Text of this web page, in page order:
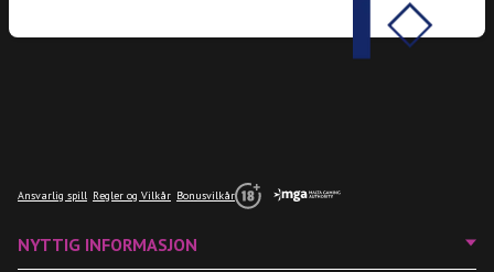
Ansvarlig spill Regler og Vilkår Bonusvilkår
NYTTIG INFORMASJON